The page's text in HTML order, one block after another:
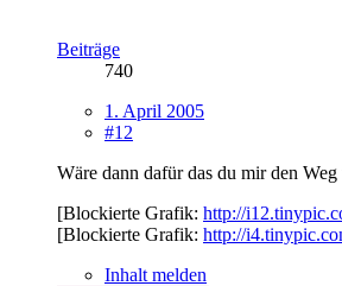
Beiträge
740
1. April 2005
#12
Wäre dann dafür das du mir den
[Blockierte Grafik: http://
[Blockierte Grafik: http://
Inhalt melden